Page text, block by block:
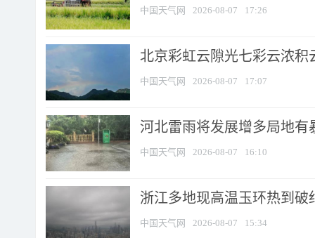
中国天气网 2026-08-07 17:26
北京彩虹云隙光七彩云浓积
中国天气网 2026-08-07 17:07
河北雷雨将发展增多局地有
中国天气网 2026-08-07 16:10
浙江多地现高温玉环热到破
中国天气网 2026-08-07 15:34